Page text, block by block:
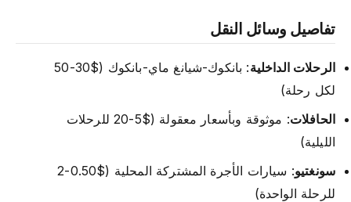
تفاصيل وسائل النقل
الرحلات الداخلية
: بانكوك-شيانغ ماي-بانكوك ($30-50
لكل رحلة)
الحافلات
: موثوقة وبأسعار معقولة ($5-20 للرحلات
الليلية)
سونغتيو
: سيارات الأجرة المشتركة المحلية ($0.50-2
للرحلة الواحدة)